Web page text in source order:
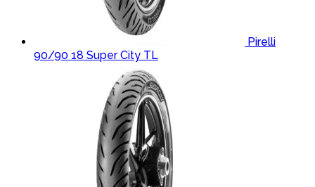
Pirelli
90/90 18 Super City TL